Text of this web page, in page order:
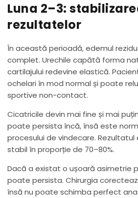
Luna 2–3:
rezultatelor
În această perioadă, edemul
complet. Urechile capătă forma
cartilajului redevine elastică.
ochelari în mod normal și poate
sportive non-contact.
Cicatricile devin mai fine și mai
poate persista încă, însă este
procesului de vindecare.
stabil în proporție de 70–80%.
Dacă a existat o ușoară asimetrie
poate persista. Chirurgia
însă nu poate schimba perfect